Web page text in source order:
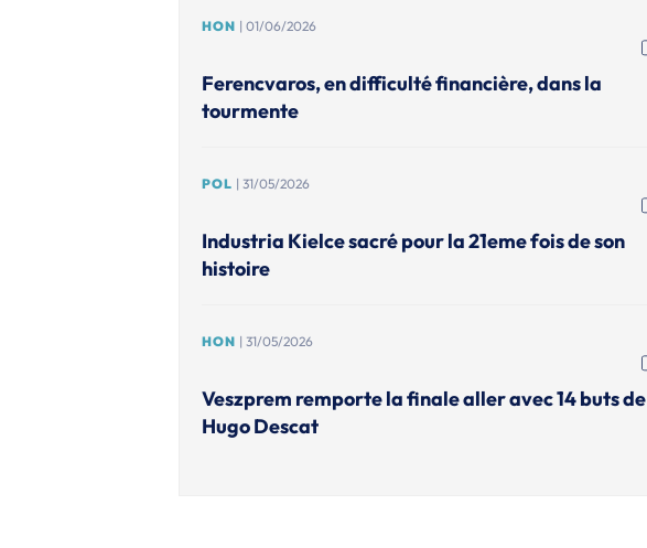
HON | 01/06/2026
Ferencvaros, en difficulté financière, dans la
tourmente
POL | 31/05/2026
Industria Kielce sacré pour la 21eme fois de son
histoire
HON | 31/05/2026
Veszprem remporte la finale aller avec 14 buts de
Hugo Descat